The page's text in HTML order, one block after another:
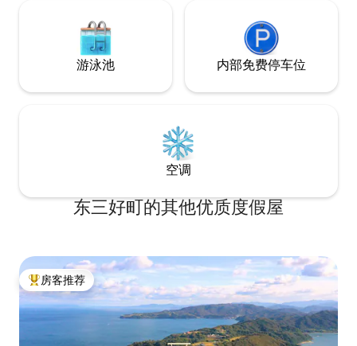
步。 对于花籽，您还可以在内古里花园
享用美食和烧烤。 这里是前往濑户内地
区进行一日游的理想下榻之处，可轻松前
往各地：驾驶租赁的汽车在 40 分钟内到达
琴平市（Kotohira）；在 1 小时内到达香
川县（Kagawa）的主要旅游景点，如七箇
30 分钟内到达德岛县（Tokushima）的宗
谷市（Soya）、冈山县（Okayama）和仓
敷市（Kurashiki）等地区。 与房客的互动
您可以随意使用房东家中的大钢琴室。
烧烤必须至少提前3天预订 其他注意
事项 英语仅有几个单词，主要是
Pokétokes
分钟车程 32号国道至南面80米 也靠近一家
大型购物中心 ✨ — ◆出行信息◆ 400米路
站滝宫（直播、糖
Aeon Mall
距离Sushiro
游泳池 内部免费停车位
空调
东三好町的其他优质度假屋
热门「房客推荐」
房客推荐